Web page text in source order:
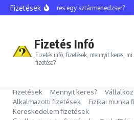
Ugrás a tartalomhoz
Fizetések
Mennyit keres egy sztármenedzser?
Fizetés Infó
Fizetés infó, fizetések, mennyit keres, mi
fizetése?
Fizetések Mennyit keres?
Alkalmazotti fizetések
Fizikai munka
Kereskedelem fizetések